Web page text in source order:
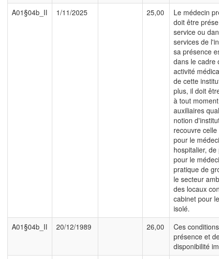
A01§04b_II
1/11/2025 25,00
Le médecin
doit être
service ou
services de
sa présence
dans le cadre
activité
de cette
plus, il doit
à tout
auxiliaires
notion
recouvre
pour le
hospitalier,
pour le
pratique de
le secteur
des locaux
cabinet pour
isolé.
A01§04b_II
20/12/1989 26,00
Ces
présence et
disponibilité